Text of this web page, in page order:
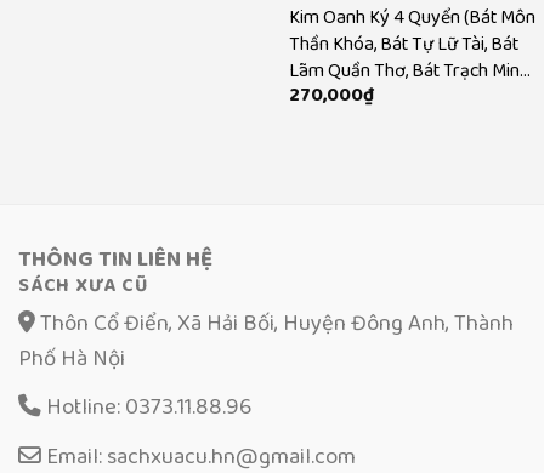
Kim Oanh Ký 4 Quyển (Bát Môn
Thần Khóa, Bát Tự Lữ Tài, Bát
Lãm Quần Thơ, Bát Trạch Minh
Cảnh)
270,000₫
THÔNG TIN LIÊN HỆ
SÁCH XƯA CŨ
Thôn Cổ Điển, Xã Hải Bối, Huyện Đông Anh, Thành
Phố Hà Nội
Hotline: 0373.11.88.96
Email: sachxuacu.hn@gmail.com